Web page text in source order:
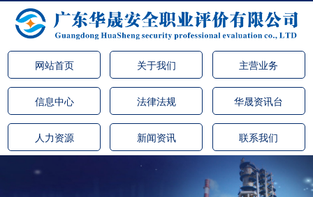
网站首页 关于我们 主营业务
信息中心 法律法规 华晟资讯台
人力资源 新闻资讯 联系我们